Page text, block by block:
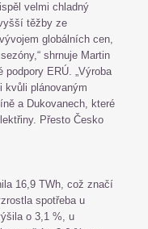
velmi chladný
těžby ze
globálních cen,
shrnuje Martin
ERÚ. „Výroba
kvůli plánovaným
a Dukovanech, které
Přesto Česko
16,9 TWh, což značí
spotřeba u
o 3,1 %, u